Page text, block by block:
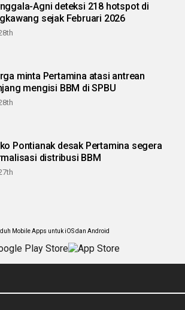
Agni deteksi 218 hotspot di
sejak Februari 2026
minta Pertamina atasi antrean
mengisi BBM di SPBU
Pontianak desak Pertamina segera
distribusi BBM
Mobile Apps untuk iOS dan Android